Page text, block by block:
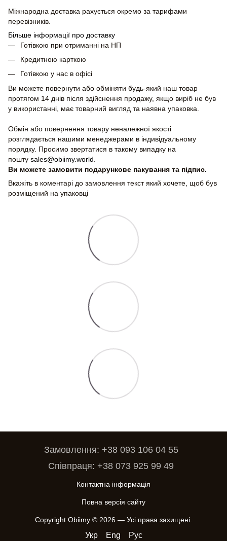
Міжнародна доставка рахується окремо за тарифами
перевізників.
Більше інформації про доставку
Готівкою при отриманні на НП
Кредитною карткою
Готівкою у нас в офісі
Ви можете повернути або обміняти будь-який наш товар
протягом 14 днів після здійснення продажу, якщо виріб не був
у використанні, має товарний вигляд та наявна упаковка.
Обмін або повернення товару неналежної якості
розглядається нашими менеджерами в індивідуальному
порядку. Просимо звертатися в такому випадку на
пошту sales@obiimy.world
Ви можете замовити подарункове пакування та підпис.
Вкажіть в коментарі до замовлення текст який хочете, щоб був
розміщений на упаковці
Замовлення: +38 093 106 04 55
Співпраця: +38 073 925 99 49
Контактна інформація
Повна версія сайту
Copyright Obiimy © 2026 — Усі права захищені.
Укр Eng Рус